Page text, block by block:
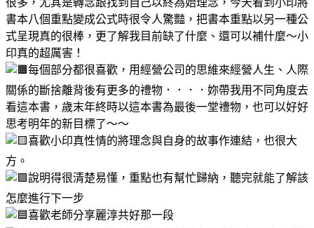
書本八個重點變成公式時很令人驚豔，把書本重點以另一種公
式呈現真的很棒，更了解我目前缺了什麼、還可以補什麼～小
印真的超厲害！
每個部分都很喜歡，用經營公司的思維來經營人生、人際
關係的斷捨離背後有更多的禮物．．．．妳帶我用不同角度去
看這本書，歲末年終時以這本書為最後一堂禮物，也可以好好
思考明年的新目標了～～
喜歡小印真性情的將理念與自身的故事作連結，也很大
方。
說明得很清楚易懂，重點也有幫忙歸納，聽完就能了解該
怎麼進行下一步
喜歡老師分享麗淳共好那一段